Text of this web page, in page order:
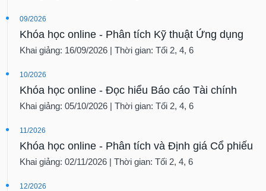
09/2026
Khóa học online - Phân tích Kỹ thuật Ứng dụng
Khai giảng: 16/09/2026 | Thời gian: Tối 2, 4, 6
10/2026
Khóa học online - Đọc hiểu Báo cáo Tài chính
Khai giảng: 05/10/2026 | Thời gian: Tối 2, 4, 6
11/2026
Khóa học online - Phân tích và Định giá Cổ phiếu
Khai giảng: 02/11/2026 | Thời gian: Tối 2, 4, 6
12/2026